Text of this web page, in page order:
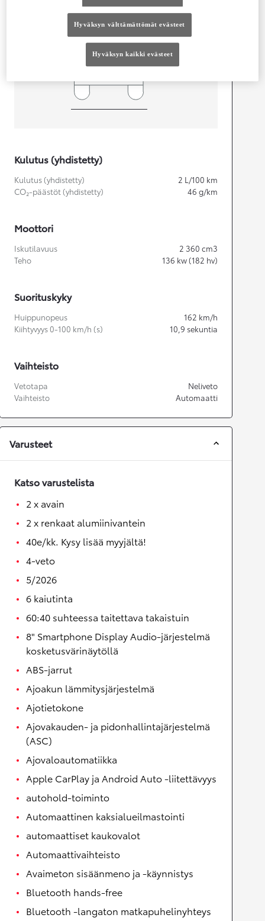
Kulutus (yhdistetty)
Kulutus (yhdistetty) 2 L/100 km
CO₂-päästöt (yhdistetty)
46 g/km
Moottori
Iskutilavuus 2 360 cm3
Teho
136 kw (182 hv)
Suorituskyky
Huippunopeus 162 km/h
Kiihtyvyys 0-100 km/h (s)
10,9 sekuntia
Vaihteisto
Vetotapa
Neliveto
Vaihteisto
Automaatti
Varusteet
Katso varustelista
2 x avain
2 x renkaat alumiinivantein
40e/kk. Kysy lisää myyjältä!
4-veto
5/2026
6 kaiutinta
60:40 suhteessa taitettava takaistuin
8" Smartphone Display Audio-järjestelmä
kosketusvärinäytöllä
ABS-jarrut
Ajoakun lämmitysjärjestelmä
Ajotietokone
Ajovakauden- ja pidonhallintajärjestelmä
(ASC)
Ajovaloautomatiikka
Apple CarPlay ja Android Auto -liitettävyys
autohold-toiminto
Automaattinen kaksialueilmastointi
automaattiset kaukovalot
Automaattivaihteisto
Avaimeton sisäänmeno ja -käynnistys
Bluetooth hands-free
Bluetooth -langaton matkapuhelinyhteys
Hyväksyn välttämättömät evästeet
Hyväksyn kaikki evästeet